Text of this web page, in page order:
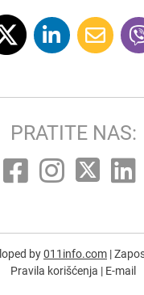
PRATITE NAS:
by011info.com |
Pravila korišćenja | E-mail